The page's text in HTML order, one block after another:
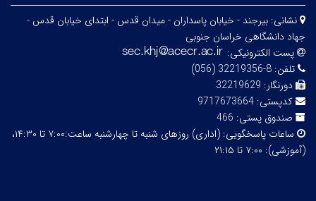
نشانی: بیرجند - خیابان پاسداران - میدان قدس - ابتدای خیابان قدس -
جهاد دانشگاهی خراسان جنوبی
پست الکترونیکی:
تلفن: 8-32219356 (056)
دورنگار: 32219629
کدپستی: 9717673664
صندوق پستی: 466
ساعات پاسخگویی:
(اداری) روزهای شنبه تا چهارشنبه ساعت:۷:۰۰ تا ۱۴:۳۰،
(آموزشی): ۷:۰۰ تا ۲۱:۱۵